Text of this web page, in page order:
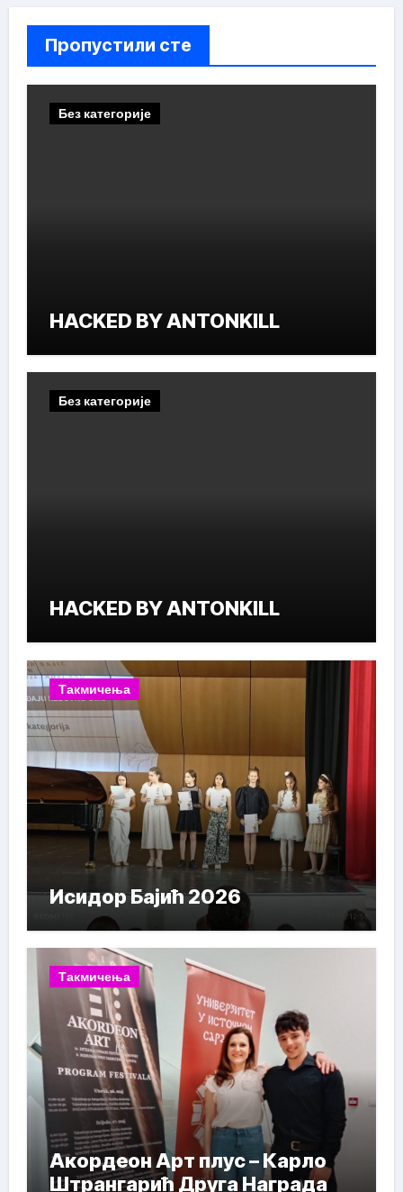
Пропустили сте
Без категорије
HACKED BY ANTONKILL
Без категорије
HACKED BY ANTONKILL
Такмичења
Исидор Бајић 2026
Такмичења
Акордеон Арт плус – Карло
Штрангарић Друга Награда